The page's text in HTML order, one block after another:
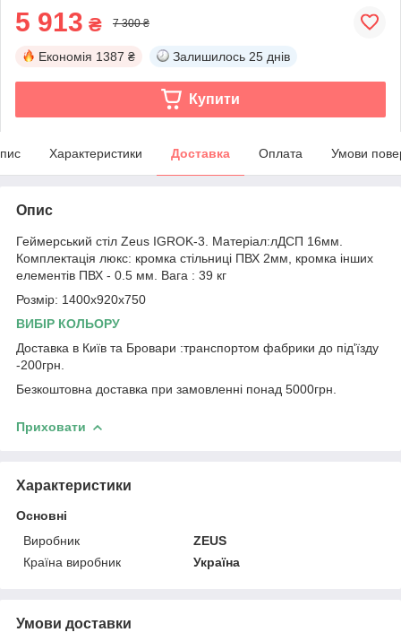
5 913 ₴ 7 300 ₴
Економія 1387 ₴ Залишилось 25 днів
Купити
Характеристики Доставка Оплата Умови
Опис
Геймерський стіл Zeus IGROK-3. Матеріал:лДСП 16мм.
Комплектація люкс: кромка стільниці ПВХ 2мм, кромка інших
елементів ПВХ - 0.5 мм. Вага : 39 кг
Розмір: 1400х920х750
ВИБІР КОЛЬОРУ
Доставка в Київ та Бровари :транспортом фабрики до під'їзду
-200грн.
Безкоштовна доставка при замовленні понад 5000грн.
Приховати
Характеристики
Основні
Виробник
ZEUS
Країна виробник
Україна
Умови доставки